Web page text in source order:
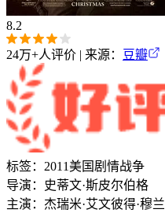
8.2
24万+人评价 | 来源： 豆瓣
标签： 2011美国 剧情战争
导演：
史蒂文·斯皮尔伯格
主演： 杰瑞米·艾文彼得·穆兰